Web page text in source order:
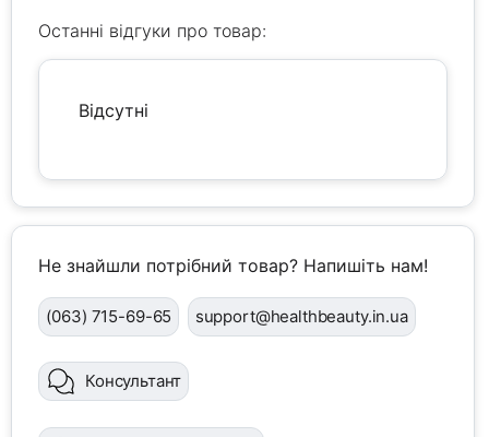
Останні відгуки про товар:
Відсутні
Не знайшли потрібний товар? Напишіть нам!
(063) 715-69-65 support@healthbeauty.in.ua
Консультант